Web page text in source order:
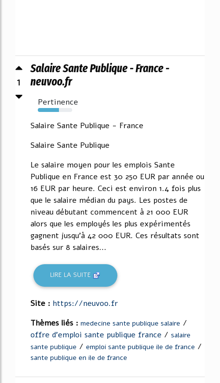
1
Salaire Sante Publique - France -
neuvoo.fr
Pertinence
62%
Salaire Sante Publique - France
Salaire Sante Publique
Le salaire moyen pour les emplois Sante
Publique en France est 30 250 EUR par année ou
16 EUR par heure. Ceci est environ 1.4 fois plus
que le salaire médian du pays. Les postes de
niveau débutant commencent à 21 000 EUR
alors que les employés les plus expérimentés
gagnent jusqu'à 42 000 EUR. Ces résultats sont
basés sur 8 salaires...
LIRE LA SUITE
Site : https://neuvoo.fr
Thèmes liés : medecine sante publique salaire /
offre d'emploi sante publique france / salaire
sante publique / emploi sante publique ile de france /
sante publique en ile de france